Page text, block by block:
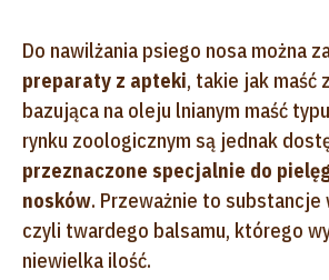
Do nawilżania psiego nosa można
preparaty z apteki, takie jak maść
bazująca na oleju lnianym maść
rynku zoologicznym są jednak
przeznaczone specjalnie do
nosków. Przeważnie to substancje
czyli twardego balsamu, którego
niewielka ilość.